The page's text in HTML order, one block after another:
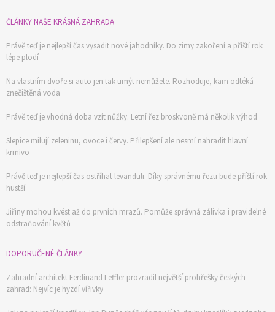
ČLÁNKY NAŠE KRÁSNÁ ZAHRADA
Právě teď je nejlepší čas vysadit nové jahodníky. Do zimy zakoření a příští rok
lépe plodí
Na vlastním dvoře si auto jen tak umýt nemůžete. Rozhoduje, kam odtéká
znečištěná voda
Právě teď je vhodná doba vzít nůžky. Letní řez broskvoně má několik výhod
Slepice milují zeleninu, ovoce i červy. Přilepšení ale nesmí nahradit hlavní
krmivo
Právě teď je nejlepší čas ostříhat levanduli. Díky správnému řezu bude příští rok
hustší
Jiřiny mohou kvést až do prvních mrazů. Pomůže správná zálivka i pravidelné
odstraňování květů
DOPORUČENÉ ČLÁNKY
Zahradní architekt Ferdinand Leffler prozradil největší prohřešky českých
zahrad: Nejvíc je hyzdí vířivky